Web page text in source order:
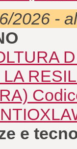
2026 -
e